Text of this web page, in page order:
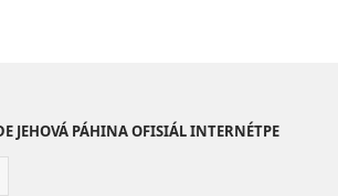
JEHOVÁ PÁHINA OFISIÁL INTERNÉTPE